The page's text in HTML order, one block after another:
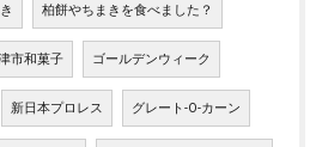
柏餅やちまきを食べました？
市和菓子 ゴールデンウィーク
新日本プロレス グレート-O-カーン